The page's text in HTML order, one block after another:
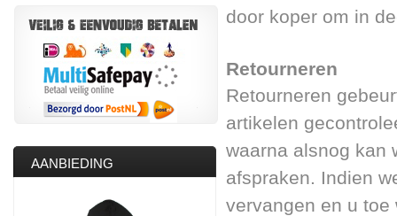
door koper om in
Retourneren
Retourneren
artikelen
waarna alsnog kan
afspraken. Indien
vervangen en u toe
AANBIEDING